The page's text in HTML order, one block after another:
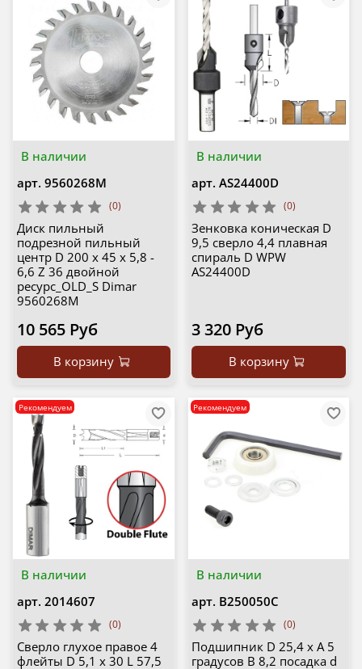
В наличии
арт. 9560268M
(0)
Диск пильный
подрезной пильный
центр D 200 x 45 x 5,8 -
6,6 Z 36 двойной
ресурс_OLD_S Dimar
9560268M
10 565 Руб
В корзину
В наличии
арт. AS24400D
(0)
Зенковка коническая D
9,5 сверло 4,4 плавная
спираль D WPW
AS24400D
3 320 Руб
В корзину
В наличии
Рекомендуем
арт. 2014607
(0)
Сверло глухое правое 4
флейты D 5,1 x 30 L 57,5
В наличии
Рекомендуем
арт. B250050C
(0)
Подшипник D 25,4 x A 5
градусов B 8,2 посадка d